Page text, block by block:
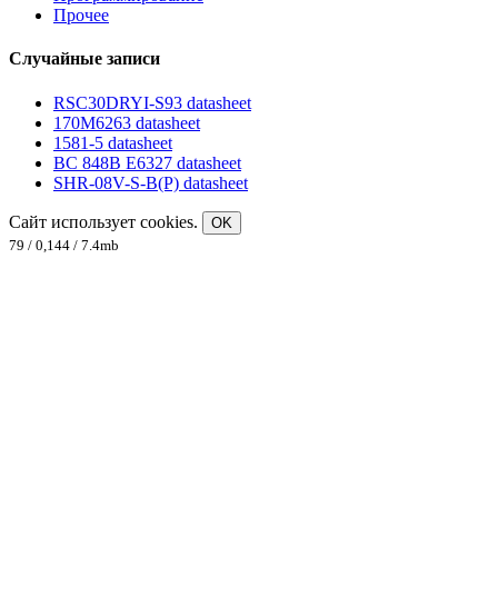
Прочее
Случайные записи
RSC30DRYI-S93 datasheet
170M6263 datasheet
1581-5 datasheet
BC 848B E6327 datasheet
SHR-08V-S-B(P) datasheet
Сайт использует cookies.
OK
79 / 0,144 / 7.4mb